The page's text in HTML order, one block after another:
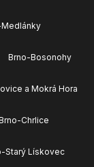
Brno-Bosonohy
a Mokrá Hora
Chrlice
Starý Lískovec